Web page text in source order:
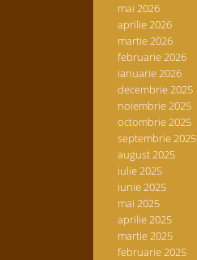
mai 2026
aprilie 2026
martie 2026
februarie 2026
ianuarie 2026
decembrie 2025
noiembrie 2025
octombrie 2025
septembrie 2025
august 2025
iulie 2025
iunie 2025
mai 2025
aprilie 2025
martie 2025
februarie 2025